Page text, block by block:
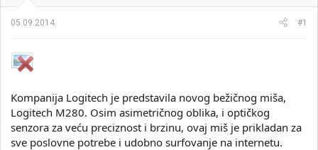
t
m
e
r
j
a
05.09.2014. #1
Kompanija Logitech je predstavila novog bežičnog miša,
Logitech M280. Osim asimetričnog oblika, i optičkog
senzora za veću preciznost i brzinu, ovaj miš je prikladan za
sve poslovne potrebe i udobno surfovanje na internetu.